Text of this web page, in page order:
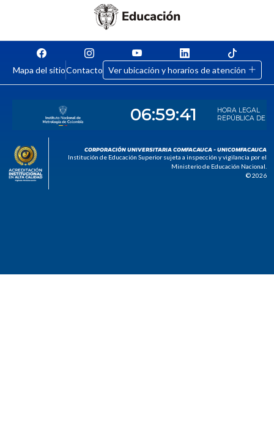
Mapa del sitioContacto Ver ubicación y horarios de atención
CORPORACIÓN UNIVERSITARIA COMFACAUCA - UNICOMFACAUCA
Institución de Educación Superior sujeta a inspección y vigilancia por el
Ministerio de Educación Nacional.
© 2026